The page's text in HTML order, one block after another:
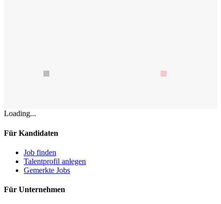
Loading...
Für Kandidaten
Job finden
Talentprofil anlegen
Gemerkte Jobs
Für Unternehmen